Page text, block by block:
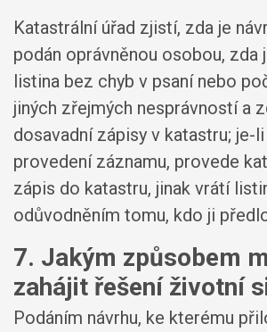
Katastrální úřad zjistí, zda je
podán oprávněnou osobou, zda
listina bez chyb v psaní nebo
jiných zřejmých nesprávností a
dosavadní zápisy v katastru; je-
provedení záznamu, provede
zápis do katastru, jinak vrátí
odůvodněním tomu, kdo ji
7. Jakým způsobem
zahájit řešení životní
Podáním návrhu, ke kterému